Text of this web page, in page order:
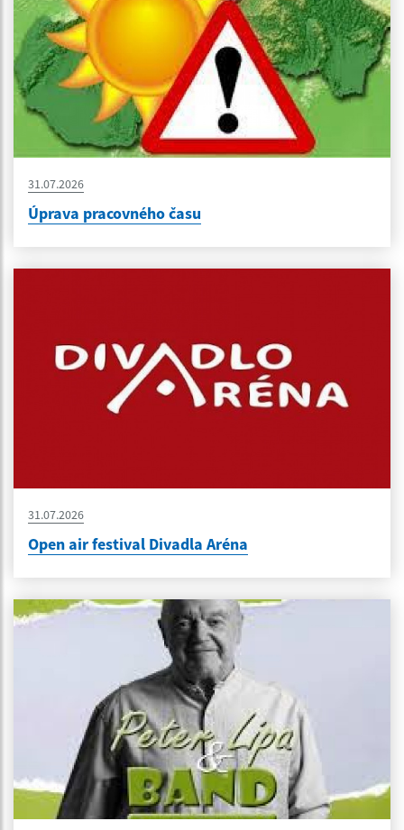
31.07.2026
Úprava pracovného času
31.07.2026
Open air festival Divadla Aréna